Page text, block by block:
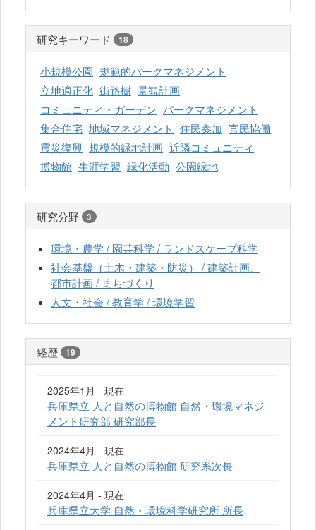
研究キーワード 18
小規模公園 規範的パークマネジメント
立地適正化 街路樹 景観計画
コミュニティ・ガーデン パークマネジメント
集合住宅 地域マネジメント 住民参加 官民協働
震災復興 規模的緑地計画 近隣コミュニティ
博物館 生涯学習 緑化活動 公園緑地
研究分野 3
環境・農学 / 園芸科学 / ランドスケープ科学
社会基盤（土木・建築・防災） / 建築計画、
都市計画 / まちづくり
人文・社会 / 教育学 / 環境学習
経歴 19
2025年1月 - 現在
兵庫県立 人と自然の博物館 自然・環境マネジ
メント研究部 研究部長
2024年4月 - 現在
兵庫県立 人と自然の博物館 研究系次長
2024年4月 - 現在
兵庫県立大学 自然・環境科学研究所 所長